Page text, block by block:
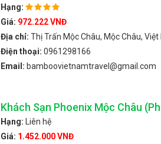
Hạng:
Giá: 972.222 VNĐ
Địa chỉ:Thị Trấn Mộc Châu, Mộc Châu, Việt
Điện thoại:0961298166
Email: bamboovietnamtravel@gmail.com
Khách Sạn Phoenix Mộc Châu
Hạng:
Liên hệ
Giá: 1.452.000 VNĐ